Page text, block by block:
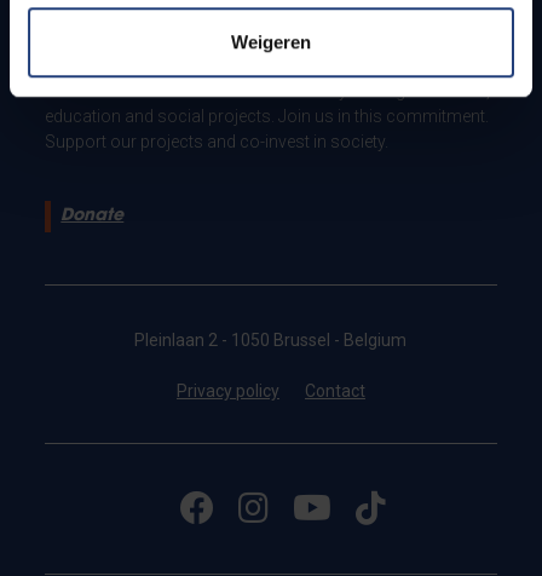
Weigeren
education and social projects. Join us in this commitment.
Support our projects and co-invest in society.
Donate
Pleinlaan 2 - 1050 Brussel - Belgium
Privacy policy Contact